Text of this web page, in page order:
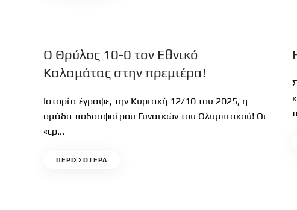
Ο Θρύλος 10-0 τον Εθνικό
Καλαμάτας στην πρεμιέρα!
Ιστορία έγραψε, την Κυριακή 12/10 του 2025, η
ομάδα ποδοσφαίρου Γυναικών του Ολυμπιακού! Οι
«ερ...
ΠΕΡΙΣΣΟΤΕΡΑ